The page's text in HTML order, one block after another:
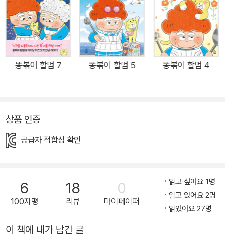
아이들을 원래대로 되돌릴 수 있을까요? 겨우 좀비 게임기에서
벗어나 한숨을 돌리는가 싶더니, 이번엔 햇살 초등학교에 진짜 귀
신이 출몰하는 소동이 벌어집니다. 아이들을 공포에 떨게 하는 귀
신과 담판 짓기 위해 햇살 초등학교로 달려가는 똥볶이 할멈. 그
리고 뒤늦게 소식을 듣고 나타난 똥방구 할망. 두 할머니 히어로
체 무엇이었을까요? 라이벌에서 동지로 돌아온 똥볶이 할멈과
똥방구 할망! 투톱 주인공만큼 재미도 감동도 웃음도 눈물도 배가
지킨다!” 강력한 할머니 슈퍼히어로의 활약! 평화로운 햇살 초등
학교 앞에 <방과 후 할멈 떡볶이>와 <방과 후 할망 문방구>가
나란히 자리하게 되자 팽팽한 긴장감이 감돕니다. 특히 우주 최강
의 떡볶이 맛이라 자부했던 똥볶이 할멈은 방과 후 아이들이 구름
똥볶이 할멈 7 똥볶이 할멈 5 똥볶이 할멈 4
상품 인증
공급자 적합성 확인
6
100자평
18
리뷰
0
마이페이퍼
읽고 싶어요 1명
읽고 있어요 2명
읽었어요 27명
이 책에 내가 남긴 글